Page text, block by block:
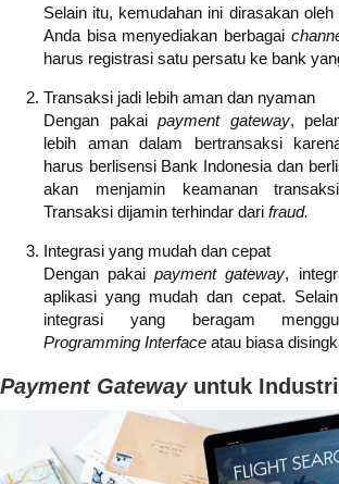
Selain itu, kemudahan ini dirasakan
Anda bisa menyediakan berbagai
harus registrasi satu persatu ke bank
Transaksi jadi lebih aman dan nyaman
Dengan pakai payment gateway,
lebih aman dalam bertransaksi
harus berlisensi Bank Indonesia dan
akan menjamin keamanan
Transaksi dijamin terhindar dari fraud.
Integrasi yang mudah dan cepat
Dengan pakaipayment gateway,
aplikasi yang mudah dan cepat.
integrasi yang beragam
Programming Interface atau biasa
Payment Gatewayuntuk Industri